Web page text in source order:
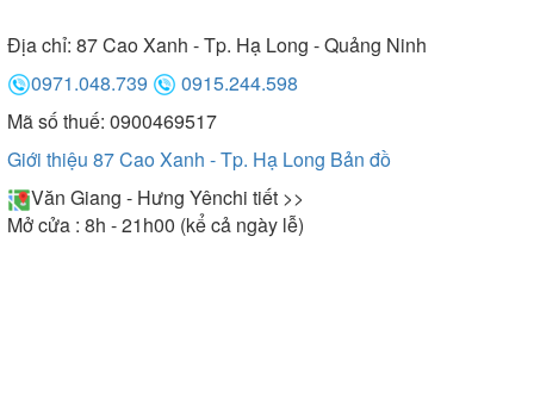
Địa chỉ: 87 Cao Xanh - Tp. Hạ Long - Quảng Ninh
0971.048.739
0915.244.598
Mã số thuế: 0900469517
Giới thiệu 87 Cao Xanh - Tp. Hạ Long Bản đồ
Văn Giang - Hưng Yênchi tiết >>
Mở cửa : 8h - 21h00 (kể cả ngày lễ)